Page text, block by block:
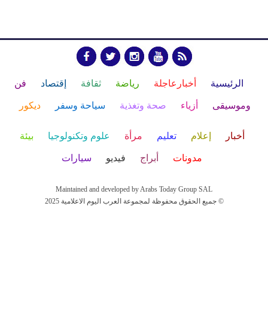
الرئيسية أخبارعاجلة رياضة ثقافة إقتصاد فن
وموسيقى أزياء صحة وتغذية سياحة وسفر ديكور
أخبار إعلام تعليم مرأة علوم وتكنولوجيا بيئة
مدونات أبراج فيديو سيارات
Maintained and developed by Arabs Today Group SAL
جميع الحقوق محفوظة لمجموعة العرب اليوم الاعلامية 2025 ©